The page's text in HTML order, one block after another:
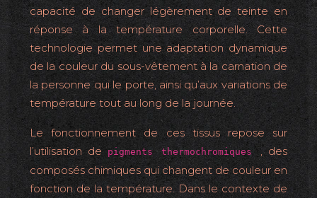
capacité de changer légèrement de teinte en
réponse à la température corporelle. Cette
technologie permet une adaptation dynamique
de la couleur du sous-vêtement à la carnation de
la personne qui le porte, ainsi qu’aux variations de
température tout au long de la journée.
Le fonctionnement de ces tissus repose sur
l’utilisation depigments thermochromiques , des
composés chimiques qui changent de couleur en
fonction de la température. Dans le contexte de